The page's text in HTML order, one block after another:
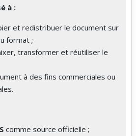
à :
et redistribuer le document sur
format ;
transformer et réutiliser le
à des fins commerciales ou
comme source officielle ;